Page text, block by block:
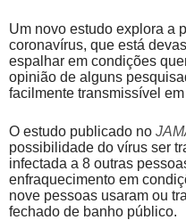
Um novo estudo explora a
coronavírus, que está
espalhar em condições
opinião de alguns
facilmente transmissível
O estudo publicado no
possibilidade do vírus ser
infectada a 8 outras
enfraquecimento em
nove pessoas usaram ou
fechado de banho público.